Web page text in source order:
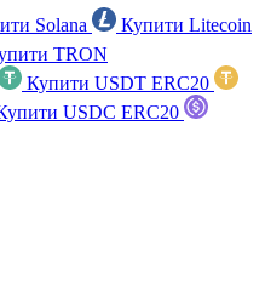
Solana
Купити Litecoin
TRON
Купити USDT ERC20
USDC ERC20